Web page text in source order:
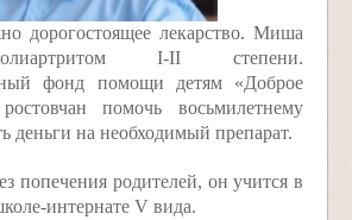
дорогостоящее лекарство. Миша
I-II степени.
фонд помощи детям «Доброе
помочь восьмилетнему
деньги на необходимый препарат.
попечения родителей, он учится в
интернате V вида.